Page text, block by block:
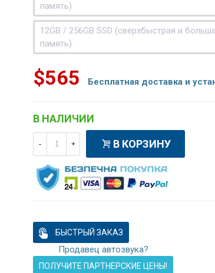
память)
12GB / 256GB SSD (сверхбыстрая и
память)
$565 Бесплатная доставка и
В НАЛИЧИИ
- + В КОРЗИНУ
БЫСТРЫЙ ЗАКАЗ
Продавец автозвука?
ПОЛУЧИТЕ ПАРТНЕРСКИЕ ЦЕНЫ!